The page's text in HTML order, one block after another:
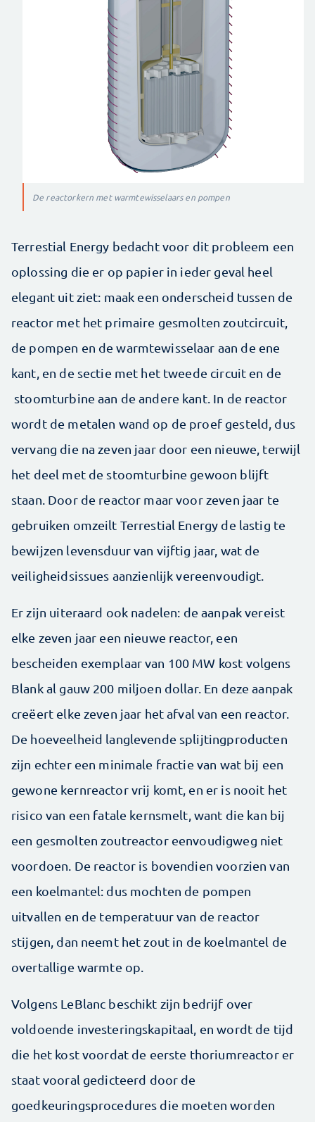
De reactorkern met warmtewisselaars en pompen
Terrestial Energy bedacht voor dit probleem een
oplossing die er op papier in ieder geval heel
elegant uit ziet: maak een onderscheid tussen de
reactor met het primaire gesmolten zoutcircuit,
de pompen en de warmtewisselaar aan de ene
kant, en de sectie met het tweede circuit en de
stoomturbine aan de andere kant. In de reactor
wordt de metalen wand op de proef gesteld, dus
vervang die na zeven jaar door een nieuwe, terwijl
het deel met de stoomturbine gewoon blijft
staan. Door de reactor maar voor zeven jaar te
gebruiken omzeilt Terrestial Energy de lastig te
bewijzen levensduur van vijftig jaar, wat de
veiligheidsissues aanzienlijk vereenvoudigt.
Er zijn uiteraard ook nadelen: de aanpak vereist
elke zeven jaar een nieuwe reactor, een
bescheiden exemplaar van 100 MW kost volgens
Blank al gauw 200 miljoen dollar. En deze aanpak
creëert elke zeven jaar het afval van een reactor.
De hoeveelheid langlevende splijtingproducten
zijn echter een minimale fractie van wat bij een
gewone kernreactor vrij komt, en er is nooit het
risico van een fatale kernsmelt, want die kan bij
een gesmolten zoutreactor eenvoudigweg niet
voordoen. De reactor is bovendien voorzien van
een koelmantel: dus mochten de pompen
uitvallen en de temperatuur van de reactor
stijgen, dan neemt het zout in de koelmantel de
overtallige warmte op.
Volgens LeBlanc beschikt zijn bedrijf over
voldoende investeringskapitaal, en wordt de tijd
die het kost voordat de eerste thoriumreactor er
staat vooral gedicteerd door de
goedkeuringsprocedures die moeten worden